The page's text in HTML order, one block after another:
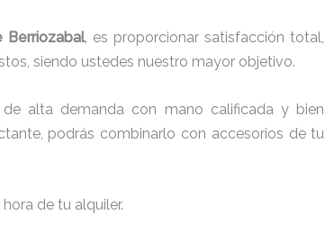
Berriozabal, es proporcionar satisfacción total,
siendo ustedes nuestro mayor objetivo.
alta demanda con mano calificada y bien
podrás combinarlo con accesorios de tu
de tu alquiler.